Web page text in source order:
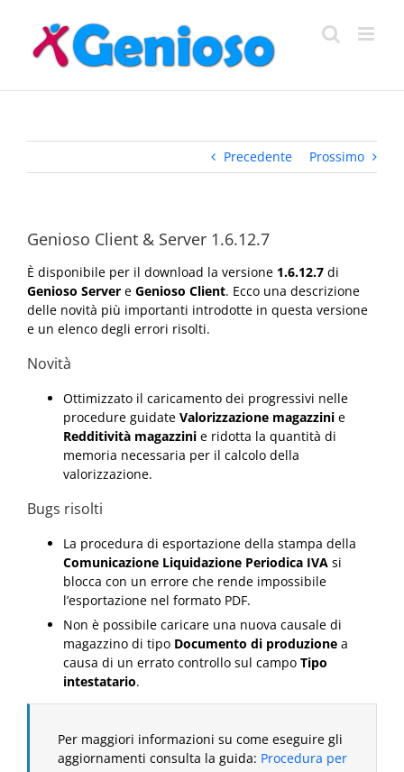
contenuto
Precedente Prossimo
Genioso Client & Server 1.6.12.7
È disponibile per il download la versione 1.6.12.7 di
Genioso Server e Genioso Client. Ecco una descrizione
delle novità più importanti introdotte in questa versione
e un elenco degli errori risolti.
Novità
Ottimizzato il caricamento dei progressivi nelle
procedure guidate Valorizzazione magazzini e
Redditività magazzini e ridotta la quantità di
memoria necessaria per il calcolo della
valorizzazione.
Bugs risolti
La procedura di esportazione della stampa della
Comunicazione Liquidazione Periodica IVA si
blocca con un errore che rende impossibile
l’esportazione nel formato PDF.
Non è possibile caricare una nuova causale di
magazzino di tipo Documento di produzione a
causa di un errato controllo sul campo Tipo
intestatario.
Per maggiori informazioni su come eseguire gli
aggiornamenti consulta la guida: Procedura per